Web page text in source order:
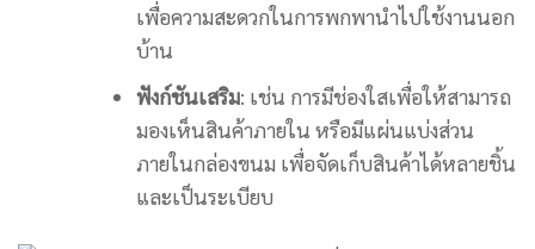
เพื่อความสะดวกในการพกพานำไปใช้งานนอก
บ้าน
ฟังก์ชันเสริม: เช่น การมีช่องใสเพื่อให้สามารถ
มองเห็นสินค้าภายใน หรือมีแผ่นแบ่งส่วน
ภายในกล่องขนม เพื่อจัดเก็บสินค้าได้หลายชิ้น
และเป็นระเบียบ